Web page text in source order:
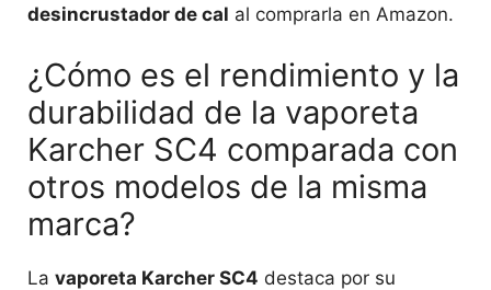
desincrustador de cal al comprarla en Amazon.
¿Cómo es el rendimiento y la
durabilidad de la vaporeta
Karcher SC4 comparada con
otros modelos de la misma
marca?
La vaporeta Karcher SC4 destaca por su